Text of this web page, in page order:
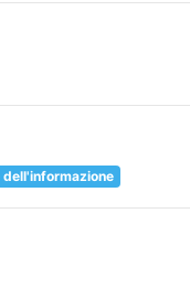
dell'informazione